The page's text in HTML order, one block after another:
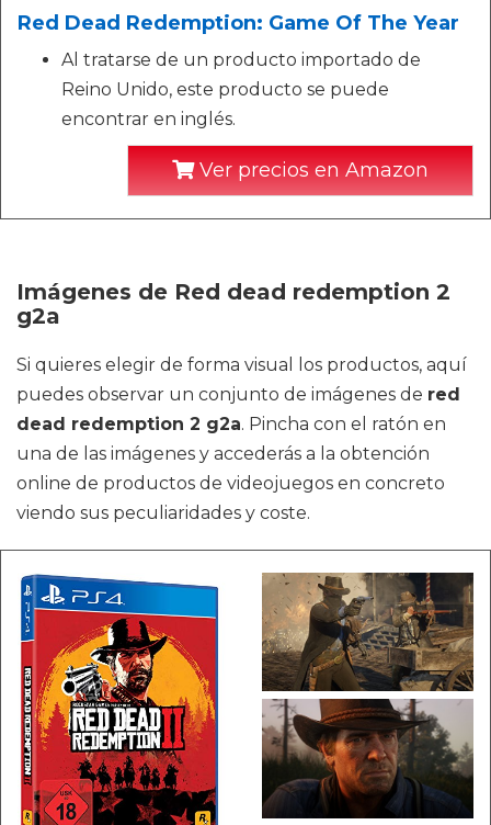
Red Dead Redemption: Game Of The Year
Al tratarse de un producto importado de
Reino Unido, este producto se puede
encontrar en inglés.
Ver precios en Amazon
Imágenes de Red dead redemption 2
g2a
Si quieres elegir de forma visual los productos, aquí
puedes observar un conjunto de imágenes de red
dead redemption 2 g2a. Pincha con el ratón en
una de las imágenes y accederás a la obtención
online de productos de videojuegos en concreto
viendo sus peculiaridades y coste.